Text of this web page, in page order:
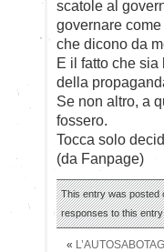
scatole al
governare
che dicono da
E il fatto che sia
della
Se non altro, a
fossero.
Tocca solo
(da Fanpage)
This entry was posted
responses to this
«